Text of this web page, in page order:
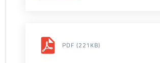
PDF (221KB)